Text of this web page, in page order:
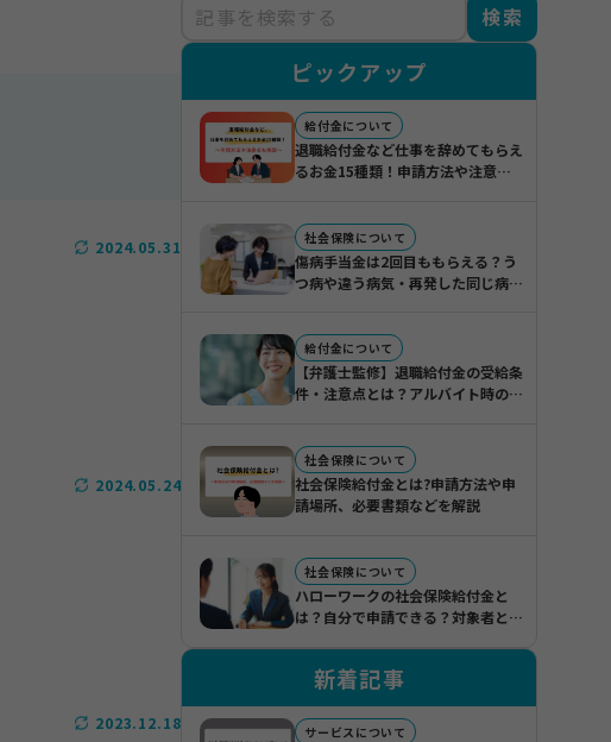
2024.05.31
2024.05.24
2023.12.18
検索
ピックアップ
給付金について
退職給付金など仕事を辞めてもらえ
るお金15種類！申請方法や注意点
社会保険について
傷病手当金は2回目ももらえる？う
つ病や違う病気・再発した同じ病気
給付金について
【弁護士監修】退職給付金の受給条
件・注意点とは？アルバイト時のリ
社会保険について
社会保険給付金とは?申請方法や申
請場所、必要書類などを解説
社会保険について
ハローワークの社会保険給付金と
は？自分で申請できる？対象者とメ
新着記事
サービスについて